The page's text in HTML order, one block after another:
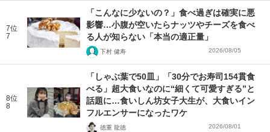
7位
7
「こんなに少ないの？」食べ過ぎは確実に悪
影響…小腹が空いたらナッツやチーズを食べ
る人が知らない「本当の適正量」
下村 健寿 2026/08/05
8位
8
「しゃぶ葉で50皿」「30分でお寿司154貫食
べる」超大食いなのに“細くて可愛すぎる”と
話題に…食いしん坊女子大生が、大食いイン
フルエンサーになったワケ
徳重 龍徳 2026/08/01